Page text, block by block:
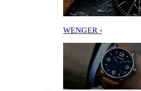
WENGER ›